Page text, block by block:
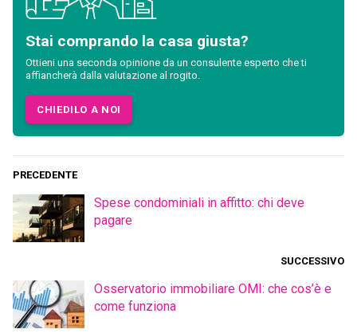
Stai comprando la casa giusta?
Ottieni una seconda opinione da un consulente esperto che ti
affiancherà dalla valutazione al rogito.
CHIEDILO A NOI
PRECEDENTE
Spese condominiali in affitto: chi deve
pagare
SUCCESSIVO
Osservatorio immobiliare OMI: che cos’è e
come funziona